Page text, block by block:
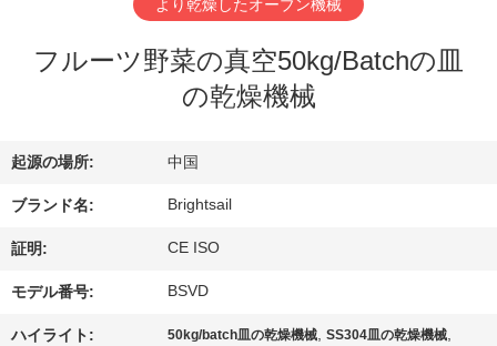
オ
私
達
に
より乾燥したオーブン機械
フルーツ野菜の真空50kg/Batchの皿
の乾燥機械
起源の場所: 中国
ブランド名: Brightsail
証明: CE ISO
モデル番号: BSVD
ハイライト: 50kg/batch皿の乾燥機械,SS304皿の乾燥機械,